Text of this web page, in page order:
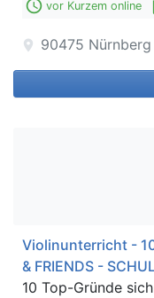
access_time vor Kurzem online
location_on 90475
Violinunterricht -
& FRIENDS -
10 Top-Gründe